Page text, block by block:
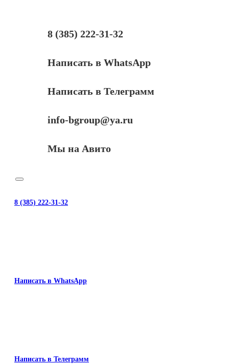
совместимый,
6600/WC6605
8 (385) 222-31-32
Написать в WhatsApp
Написать в Телеграмм
info-bgroup@ya.ru
Мы на Авито
8 (385) 222-31-32
Написать в WhatsApp
Написать в Телеграмм